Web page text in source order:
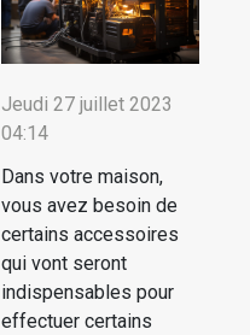
Jeudi 27 juillet 2023
04:14
Dans votre maison,
vous avez besoin de
certains accessoires
qui vont seront
indispensables pour
effectuer certains